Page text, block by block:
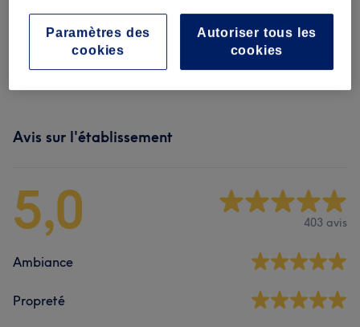
Manucure (1) 15 €
Beauté Des Pieds (4) à partir de 40 €
Avis sur l'établissement
5,0 403 avis
Ambiance
Propreté
Autoriser tous les
cookies
Paramètres des
cookies